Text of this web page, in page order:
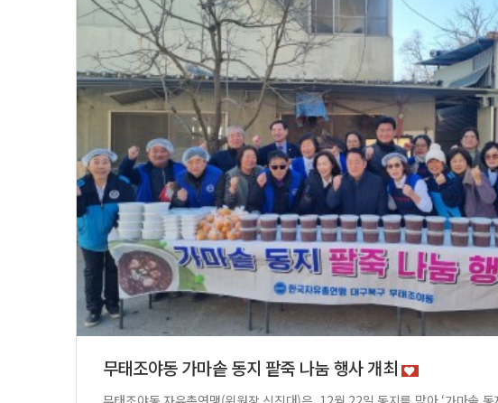
무태조야동 가마솥 동지 팥죽 나눔 행사 개최